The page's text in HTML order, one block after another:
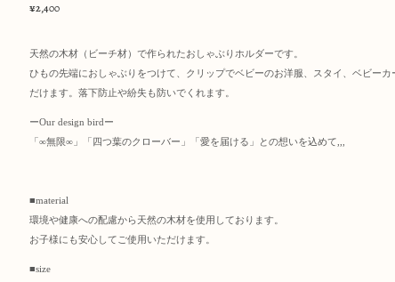
¥2,400
天然の木材（ビーチ材）で作られたおしゃぶりホルダーです。
ひもの先端におしゃぶりをつけて、クリップでベビーのお洋服、スタイ、ベビーカ
だけます。落下防止や紛失も防いでくれます。
ーOur design birdー
「∞無限∞」「四つ葉のクローバー」「愛を届ける」との想いを込めて,,,
■material
環境や健康への配慮から天然の木材を使用しております。
お子様にも安心してご使用いただけます。
■size